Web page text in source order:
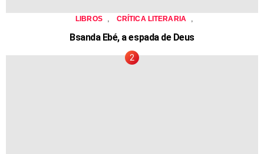
LIBROS CRÍTICA LITERARIA
Bsanda Ebé, a espada de Deus